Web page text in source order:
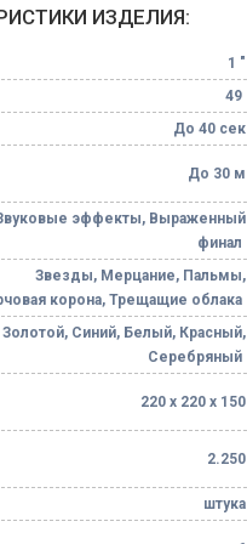
Небесные фонарики
Оборудование для
Елочные гирлянды
Фейерверк-шоу
ИЗДЕЛИЯ:
1 "
49
До 40 сек
До 30 м
эффекты, Выраженный
финал
Звезды, Мерцание, Пальмы,
корона, Трещащие облака
Золотой, Синий, Белый, Красный,
Серебряный
220 х 220 х 150
2.250
штука